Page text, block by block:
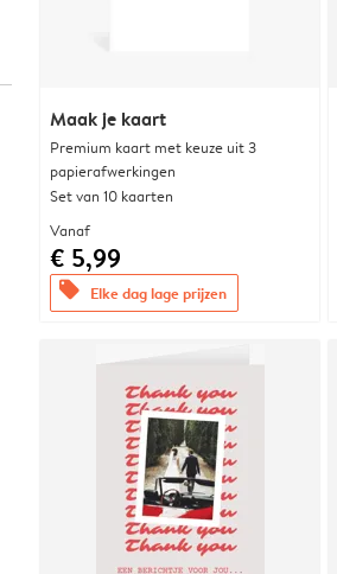
Maak je kaart
Premium kaart met keuze uit 3
papierafwerkingen
Set van 10 kaarten
Vanaf
€ 5,99
offers Elke dag lage prijzen